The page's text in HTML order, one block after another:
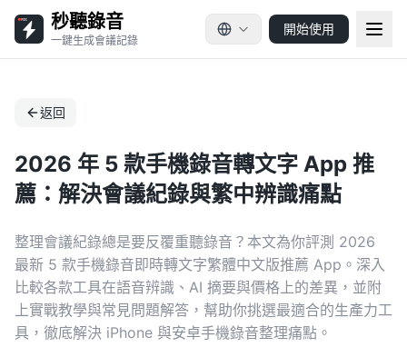
秒聽錄音
一鍵生成會議記錄
開始使用
返回
2026 年 5 款手機錄音轉文字 App 推
薦：解決會議紀錄與繁中辨識痛點
整理會議紀錄總是要反覆重聽錄音？本文為你評測 2026
最新 5 款手機錄音即時轉文字繁體中文版推薦 App。深入
比較各款工具在語音辨識、AI 摘要與價格上的差異，並附
上實戰教學與常見問題解答，幫助你挑選最適合的生產力工
具，徹底解決 iPhone 與安卓手機錄音整理痛點。